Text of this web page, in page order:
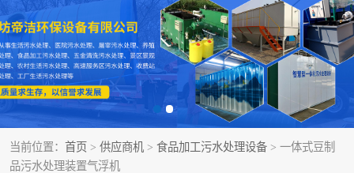
当前位置： 首页 > 供应商机 > 食品加工污水处理设备 > 一体式豆制
品污水处理装置气浮机
一体化提升泵站 屠宰肉食品加工污水处理
设备
一体化生活污水处理设备 学校污水处理设备
医院污水处理设备 喷涂废水油墨废水
玻璃钢一体化污水处理设 水性涂料加工污水处理设